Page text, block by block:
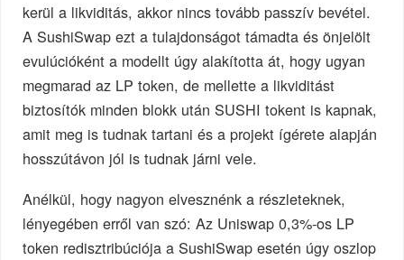
kerül a likviditás, akkor nincs tovább passzív bevétel.
A SushiSwap ezt a tulajdonságot támadta és önjelölt
evulúcióként a modellt úgy alakította át, hogy ugyan
megmarad az LP token, de mellette a likviditást
biztosítók minden blokk után SUSHI tokent is kapnak,
amit meg is tudnak tartani és a projekt ígérete alapján
hosszútávon jól is tudnak járni vele.
Anélkül, hogy nagyon elvesznénk a részleteknek,
lényegében erről van szó: Az Uniswap 0,3%-os LP
token redisztribúciója a SushiSwap esetén úgy oszlop